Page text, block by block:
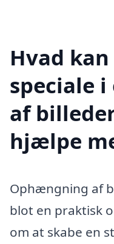
Hvad
speciale
af
hjælpe
Ophængning af
blot en praktisk
om at skabe en